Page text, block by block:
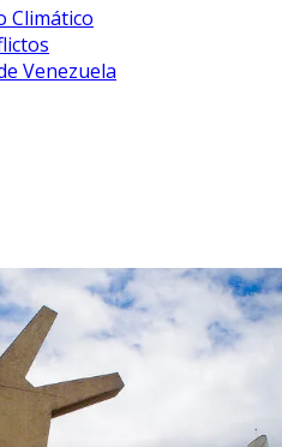
Climático
Venezuela